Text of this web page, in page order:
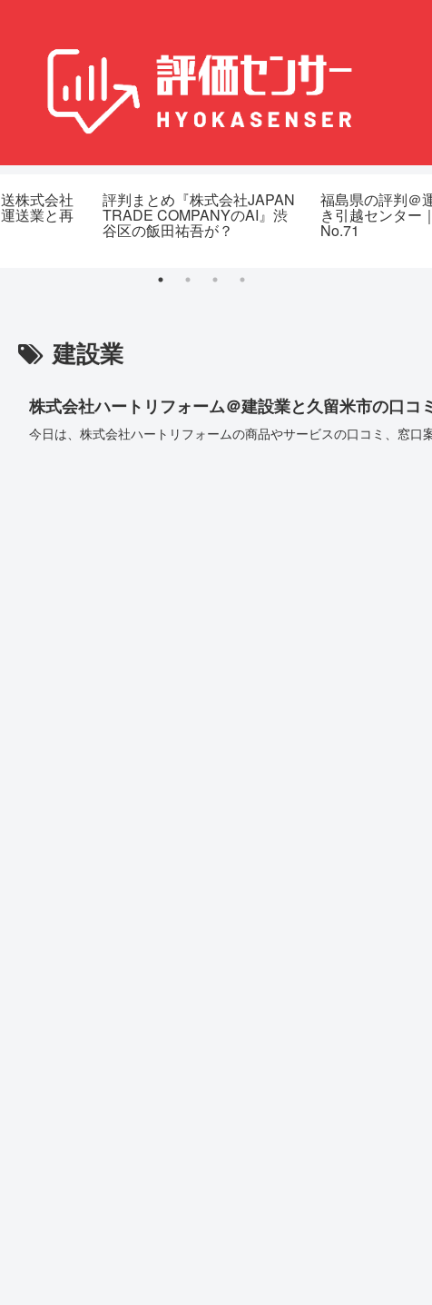
株式会社
送業と再
評判まとめ『株式会社JAPAN
TRADE COMPANYのAI』渋
谷区の飯田祐吾が？
福島県の評判＠
き引越センター
No.71
建設業
株式会社ハートリフォーム＠建設業と久留米市の口コ
今日は、株式会社ハートリフォームの商品やサービスの口コミ、窓口